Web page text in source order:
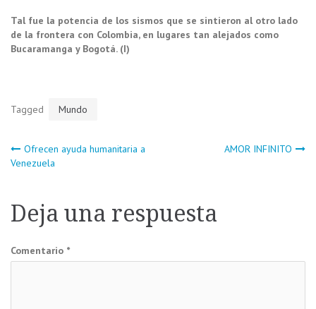
Tal fue la potencia de los sismos que se sintieron al otro lado
de la frontera con Colombia, en lugares tan alejados como
Bucaramanga y Bogotá. (I)
Tagged Mundo
Navegación
entradas
Ofrecen ayuda humanitaria a
Venezuela
AMOR INFINITO
Deja una respuesta
Comentario *